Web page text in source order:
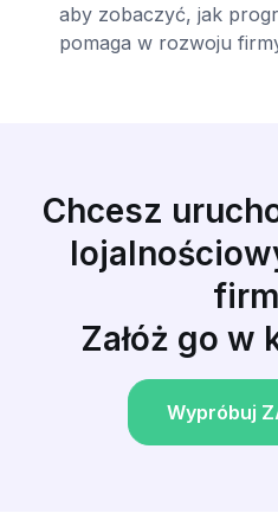
aby zobaczyć, jak
pomaga w rozwoju
Chcesz
Załóż go w
Wypróbuj